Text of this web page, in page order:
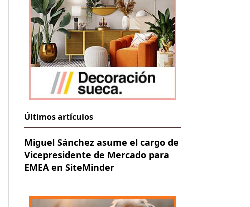
Últimos artículos
Miguel Sánchez asume el cargo de
Vicepresidente de Mercado para
EMEA en SiteMinder